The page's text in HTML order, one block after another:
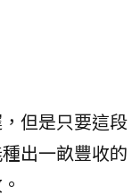
但是只要這段
出一畝豐收的